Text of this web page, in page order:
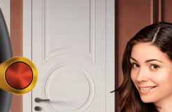
Доставка
области, г.Санкт-